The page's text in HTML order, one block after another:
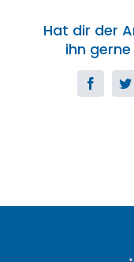
Hat dir der
ihn
Facebook